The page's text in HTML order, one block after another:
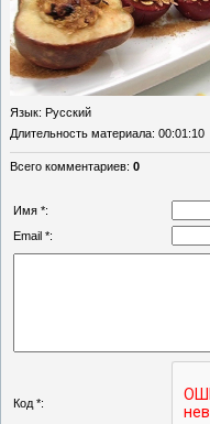
Язык: Русский
Длительность материала: 00:01:10
Всего комментариев: 0
Имя *:
Email *:
Код *: